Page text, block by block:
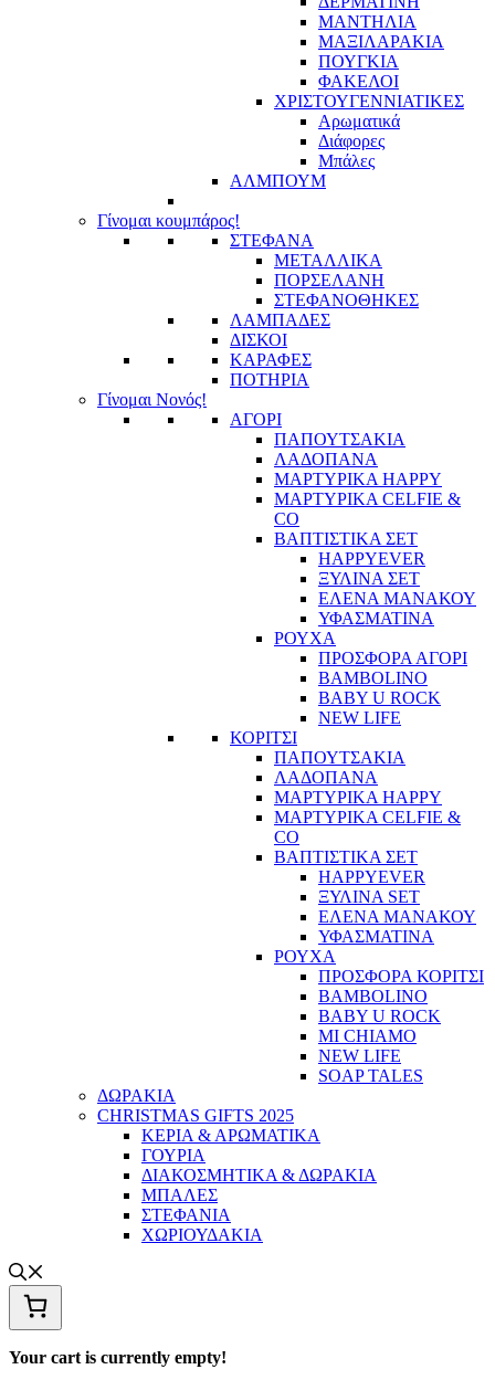
ΜΑΝΤΗΛΙΑ
ΜΑΞΙΛΑΡΑΚΙΑ
ΠΟΥΓΚΙΑ
ΦΑΚΕΛΟΙ
ΧΡΙΣΤΟΥΓΕΝΝΙΑΤΙΚΕΣ
Αρωματικά
Διάφορες
Μπάλες
ΑΛΜΠΟΥΜ
Γίνομαι κουμπάρος!
ΣΤΕΦΑΝΑ
ΜΕΤΑΛΛΙΚΑ
ΠΟΡΣΕΛΑΝΗ
ΣΤΕΦΑΝΟΘΗΚΕΣ
ΛΑΜΠΑΔΕΣ
ΔΙΣΚΟΙ
ΚΑΡΑΦΕΣ
ΠΟΤΗΡΙΑ
Γίνομαι Νονός!
ΑΓΟΡΙ
ΠΑΠΟΥΤΣΑΚΙΑ
ΛΑΔΟΠΑΝΑ
ΜΑΡΤΥΡΙΚΑ HAPPY
ΜΑΡΤΥΡΙΚΑ CELFIE &
CO
ΒΑΠΤΙΣΤΙΚΑ ΣΕΤ
HAPPYEVER
ΞΥΛΙΝΑ ΣΕΤ
ΕΛΕΝΑ ΜΑΝΑΚΟΥ
ΥΦΑΣΜΑΤΙΝΑ
ΡΟΥΧΑ
ΠΡΟΣΦΟΡΑ ΑΓΟΡΙ
BAMBOLINO
BABY U ROCK
NEW LIFE
ΚΟΡΙΤΣΙ
ΠΑΠΟΥΤΣΑΚΙΑ
ΛΑΔΟΠΑΝΑ
ΜΑΡΤΥΡΙΚΑ HAPPY
ΜΑΡΤΥΡΙΚΑ CELFIE &
CO
ΒΑΠΤΙΣΤΙΚΑ ΣΕΤ
HAPPYEVER
ΞΥΛΙΝΑ SET
ΕΛΕΝΑ ΜΑΝΑΚΟΥ
ΥΦΑΣΜΑΤΙΝΑ
ΡΟΥΧΑ
ΠΡΟΣΦΟΡΑ ΚΟΡΙΤΣΙ
BAMBOLINO
BABY U ROCK
MI CHIAMO
NEW LIFE
SOAP TALES
ΔΩΡΑΚΙΑ
CHRISTMAS GIFTS 2025
ΚΕΡΙΑ & ΑΡΩΜΑΤΙΚΑ
ΓΟΥΡΙΑ
ΔΙΑΚΟΣΜΗΤΙΚΑ & ΔΩΡΑΚΙΑ
ΜΠΑΛΕΣ
ΣΤΕΦΑΝΙΑ
ΧΩΡΙΟΥΔΑΚΙΑ
Your cart is currently empty!